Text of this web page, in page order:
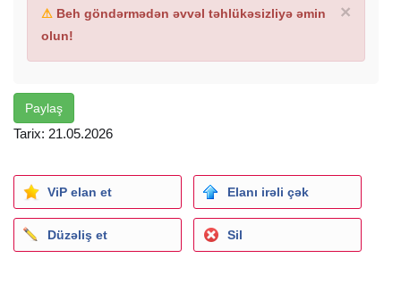
➠ Astalaniya istirahət mərkəzində gecələmə
➠ Tur bələdçisi
EKSKURSİYALAR
➣ Sım şəlaləsi
Lənkəran:
➣ Xanbulan gölü
×
⚠ Beh göndərmədən əvvəl təhlükəsizliyə əmin
olun!
Paylaş
Tarix: 21.05.2026
ViP elan et Elanı irəli çək
Düzəliş et Sil